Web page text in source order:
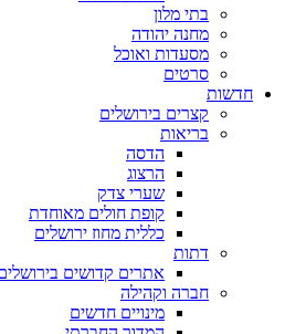
בתי מלון
מחנה יהודה
מסעדות ואוכל
סרטים
חדשות
קצרים בירושלים
בריאות
הדסה
הרצוג
שערי צדק
קופת חולים מאוחדת
כללית מחוז ירושלים
דתות
אתרים קדושים
חברה וקהילה
מינויים חדשים